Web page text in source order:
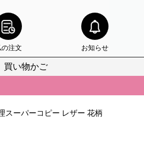
の注文 お知らせ
買い物かご
スーパーコピー レザー 花柄